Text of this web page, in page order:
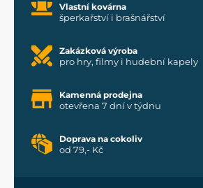
Vlastní kovárna
šperkařství i brašnářství
Zakázková výroba
pro hry, filmy i hudební kapely
Kamenná prodejna
otevřena 7 dní v týdnu
Doprava na cokoliv
od 79,- Kč